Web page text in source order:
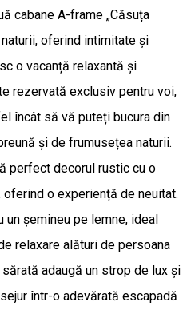
cabane A-frame „Căsuța
oferind intimitate și
o vacanță relaxantă și
rezervată exclusiv pentru voi,
încât să vă puteți bucura din
și de frumusețea naturii.
perfect decorul rustic cu o
o experiență de neuitat.
un șemineu pe lemne, ideal
relaxare alături de persoana
adaugă un strop de lux și
într-o adevărată escapadă